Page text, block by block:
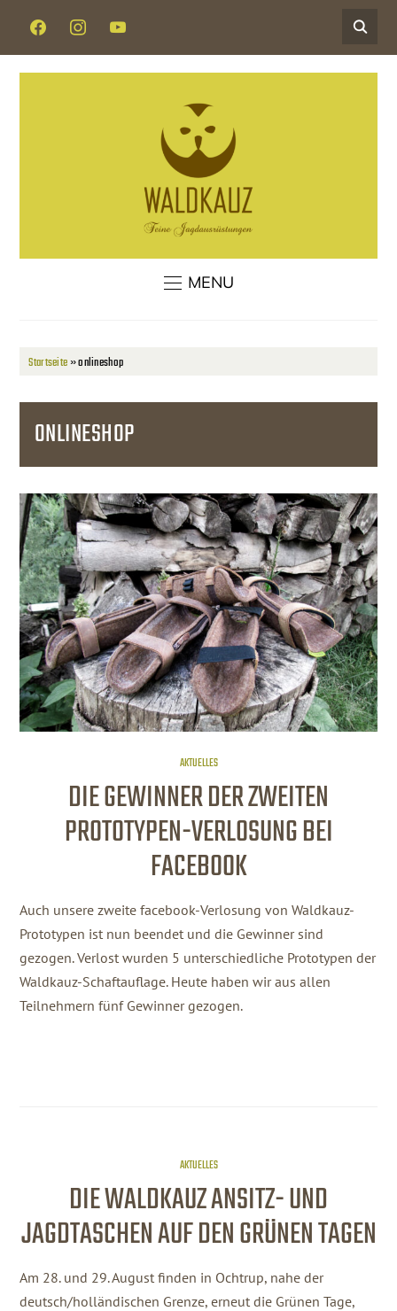
FACEBOOKINSTAGRAMYOUTUBE
MENU
Startseite»onlineshop
ONLINESHOP
AKTUELLES
DIE GEWINNER DER ZWEITEN
PROTOTYPEN-VERLOSUNG BEI
FACEBOOK
Auch unsere zweite facebook-Verlosung von Waldkauz-
Prototypen ist nun beendet und die Gewinner sind
gezogen. Verlost wurden 5 unterschiedliche Prototypen der
Waldkauz-Schaftauflage. Heute haben wir aus allen
Teilnehmern fünf Gewinner gezogen.
AKTUELLES
DIE WALDKAUZ ANSITZ- UND
JAGDTASCHEN AUF DEN GRÜNEN TAGEN
Am 28. und 29. August finden in Ochtrup, nahe der
deutsch/holländischen Grenze, erneut die Grünen Tage,